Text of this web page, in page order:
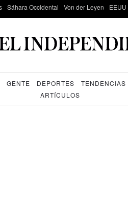
Sáhara Occidental Von der Leyen
GENTE DEPORTES TENDENCIAS
ARTÍCULOS